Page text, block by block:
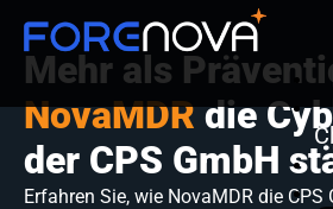
Mehr als
NovaMDRdie
der CPS GmbH
Erfahren Sie, wie NovaMDR die CPS